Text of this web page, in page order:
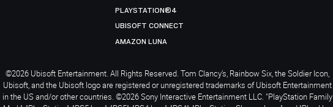
PLAYSTATION®4
UBISOFT CONNECT
AMAZON LUNA
©2026 Ubisoft Entertainment. All Rights Reserved. Tom Clancy’s, Rainbow Six, the Soldier Icon,
Ubisoft, and the Ubisoft logo are registered or unregistered trademarks of Ubisoft Entertainment
in the US and/or other countries. ©2026 Sony Interactive Entertainment LLC. "PlayStation Family